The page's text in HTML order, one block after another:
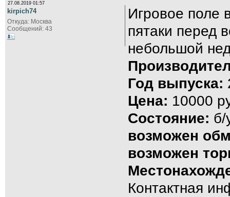
27.08.2019 01:57
kirpich74
Откуда: Москва
Сообщений: 43
Игровое поле
пятаки перед
небольшой
Год выпуска:
Цена: 10000
Состояние: б/
возможен
возможен
Контактная